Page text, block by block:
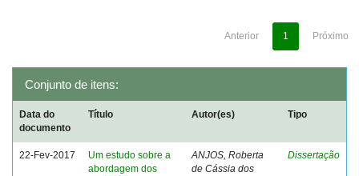
Anterior 1 Próximo
Conjunto de itens:
Data do
documento
Título Autor(es) Tipo
22-Fev-2017
Um estudo sobre a
abordagem dos
ANJOS, Roberta
de Cássia dos
Dissertação